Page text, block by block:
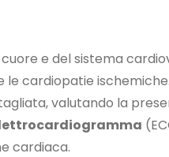
e del sistema
le cardiopatie ischemiche.
valutando la
cardiaca.